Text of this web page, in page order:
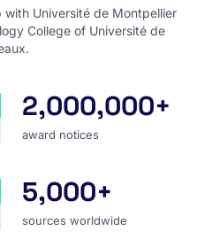
Université de Montpellier
College of Université de
award notices
2,000,000+
award notices
sources worldwide
5,000+
sources worldwide